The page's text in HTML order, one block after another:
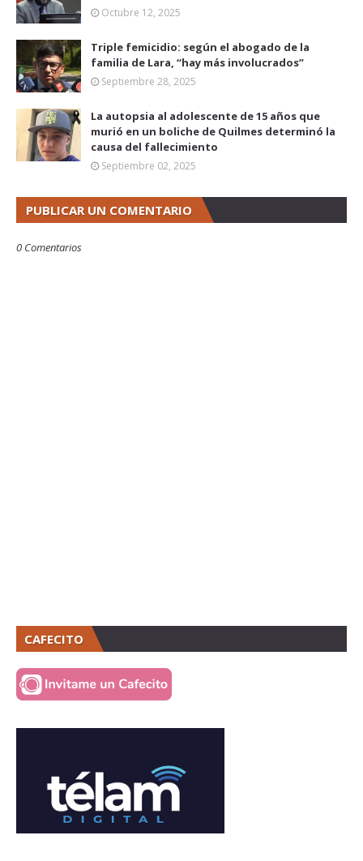
Octubre 12, 2025
Triple femicidio: según el abogado de la
familia de Lara, “hay más involucrados”
Septiembre 28, 2025
La autopsia al adolescente de 15 años que
murió en un boliche de Quilmes determinó la
causa del fallecimiento
Septiembre 02, 2025
PUBLICAR UN COMENTARIO
0 Comentarios
CAFECITO